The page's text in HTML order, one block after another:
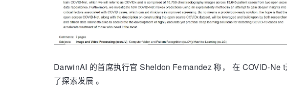
DarwinAI 的首席执行官 Sheldon Fernandez 称， 在 COVID-Ne
了探索发展 。